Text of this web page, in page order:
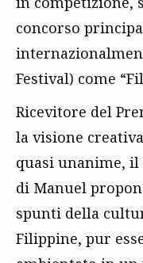
concorso
Festival) come
Ricevitore del
la visione
quasi unanime, il
di Manuel
spunti della
Filippine, pur